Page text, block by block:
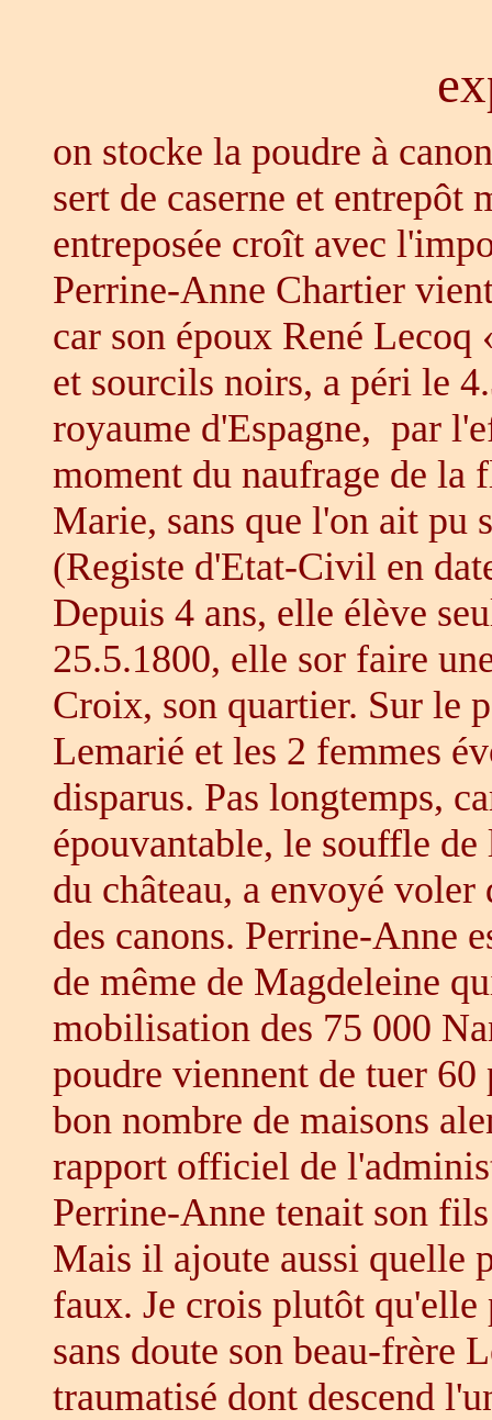
on stocke la poudre à
sert de caserne et
entreposée croît avec
Perrine-Anne Chartier
car son époux René Lecoq
et sourcils noirs, a péri le
royaume d'Espagne, par
moment du naufrage de la
Marie, sans que l'on ait pu
(Registe d'Etat-Civil en
Depuis 4 ans, elle élève
25.5.1800, elle sor faire
Croix, son quartier. Sur le
Lemarié et les 2 femmes
disparus. Pas longtemps,
épouvantable, le souffle
du château, a envoyé
des canons. Perrine-Anne
de même de Magdeleine
mobilisation des 75 000
poudre viennent de tuer 60
bon nombre de maisons
rapport officiel de
Perrine-Anne tenait son
Mais il ajoute aussi quelle
faux. Je crois plutôt qu'elle
sans doute son beau-frère
traumatisé dont descend